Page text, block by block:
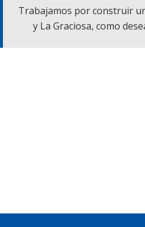
Trabajamos por construir
y La Graciosa, como